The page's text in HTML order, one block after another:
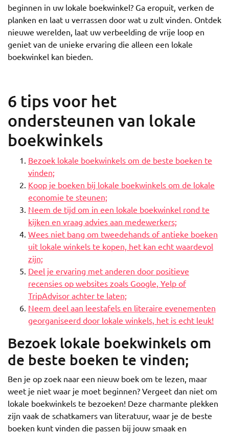
beginnen in uw lokale boekwinkel? Ga eropuit, verken de
planken en laat u verrassen door wat u zult vinden. Ontdek
nieuwe werelden, laat uw verbeelding de vrije loop en
geniet van de unieke ervaring die alleen een lokale
boekwinkel kan bieden.
6 tips voor het
ondersteunen van lokale
boekwinkels
Bezoek lokale boekwinkels om de beste boeken te
vinden;
Koop je boeken bij lokale boekwinkels om de lokale
economie te steunen;
Neem de tijd om in een lokale boekwinkel rond te
kijken en vraag advies aan medewerkers;
Wees niet bang om tweedehands of antieke boeken
uit lokale winkels te kopen, het kan echt waardevol
zijn;
Deel je ervaring met anderen door positieve
recensies op websites zoals Google, Yelp of
TripAdvisor achter te laten;
Neem deel aan leestafels en literaire evenementen
georganiseerd door lokale winkels, het is echt leuk!
Bezoek lokale boekwinkels om
de beste boeken te vinden;
Ben je op zoek naar een nieuw boek om te lezen, maar
weet je niet waar je moet beginnen? Vergeet dan niet om
lokale boekwinkels te bezoeken! Deze charmante plekken
zijn vaak de schatkamers van literatuur, waar je de beste
boeken kunt vinden die passen bij jouw smaak en